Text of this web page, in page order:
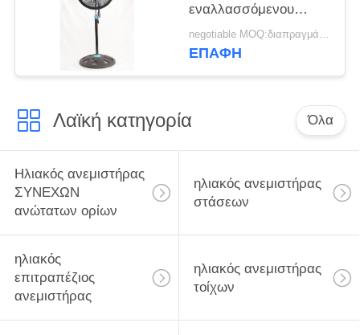
εναλλασσόμενου
ρεύματος με το σπίτι
Applicance δεικτών
negotiable MOQ:διαπραγμάτευση
ΕΠΑΦΉ
Λαϊκή κατηγορία Όλα
Ηλιακός ανεμιστήρας
ΣΥΝΕΧΩΝ
ανώτατων ορίων
ηλιακός ανεμιστήρας
στάσεων
ηλιακός
επιτραπέζιος
ανεμιστήρας
ηλιακός ανεμιστήρας
τοίχων